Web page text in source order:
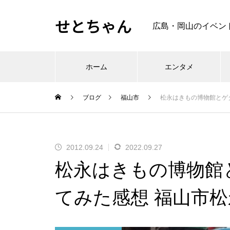
せとちゃん 広島・岡山のイベ
ホーム エンタメ
ブログ 福山市 松永はきもの博物館と
2012.09.24 2022.09.27
松永はきもの博物
てみた感想 福山市